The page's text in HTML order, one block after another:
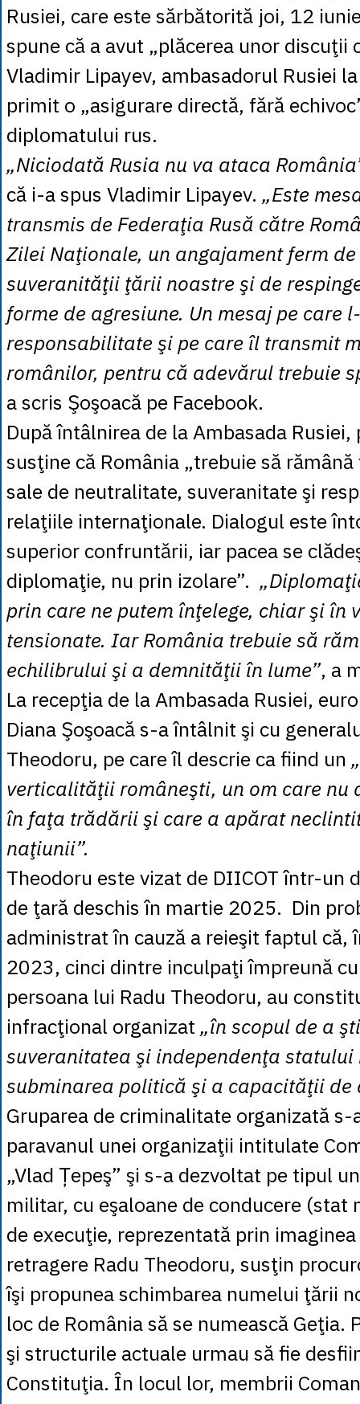
Rusiei, care este sărbătorită joi, 12
spune că a avut „plăcerea unor discuţii
Vladimir Lipayev, ambasadorul Rusiei
primit o „asigurare directă, fără
diplomatului rus.
„Niciodată Rusia nu va ataca
că i-a spus Vladimir Lipayev. „Este
transmis de Federaţia Rusă către
Zilei Naţionale, un angajament ferm
suveranităţii ţării noastre şi de
forme de agresiune. Un mesaj pe care
responsabilitate şi pe care îl transmit
românilor, pentru că adevărul trebuie
a scris Şoşoacă pe Facebook.
După întâlnirea de la Ambasada Rusiei,
susţine că România „trebuie să
sale de neutralitate, suveranitate şi
relaţiile internaţionale. Dialogul este
superior confruntării, iar pacea se
diplomaţie, nu prin izolare”.
prin care ne putem înţelege, chiar şi în
tensionate. Iar România trebuie să
echilibrului şi a demnităţii în lume”, a
La recepţia de la Ambasada Rusiei,
Diana Şoşoacă s-a întâlnit şi cu
Theodoru, pe care îl descrie ca fiind un
verticalităţii româneşti, un om care nu
în faţa trădării şi care a apărat
naţiunii”.
Theodoru este vizat de DIICOT într-un
de ţară deschis în martie 2025. Din
administrat în cauză a reieşit faptul că,
2023, cinci dintre inculpaţi împreună
persoana lui Radu Theodoru, au
infracţional organizat „în scopul de a
suveranitatea şi independenţa statului
subminarea politică şi a capacităţii de
Gruparea de criminalitate organizată
paravanul unei organizaţii intitulate
„Vlad Țepeş” şi s-a dezvoltat pe tipul
militar, cu eşaloane de conducere (stat
de execuţie, reprezentată prin
retragere Radu Theodoru, susţin
îşi propunea schimbarea numelui ţării
loc de România să se numească Geţia.
şi structurile actuale urmau să fie
Constituţia. În locul lor, membrii